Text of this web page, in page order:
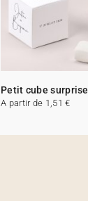
Petit cube surprise
A partir de 1,51 €